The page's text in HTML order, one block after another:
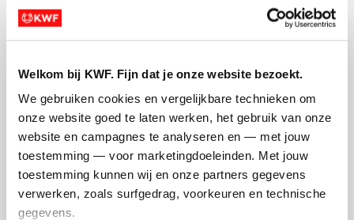
Welkom bij KWF. Fijn dat je onze website bezoekt.
We gebruiken cookies en vergelijkbare technieken om
onze website goed te laten werken, het gebruik van onze
website en campagnes te analyseren en — met jouw
toestemming — voor marketingdoeleinden. Met jouw
toestemming kunnen wij en onze partners gegevens
verwerken, zoals surfgedrag, voorkeuren en technische
gegevens.
Ik wil bijdragen aan de transactiekosten
en betaal €0.75 extra.
Doneer nu